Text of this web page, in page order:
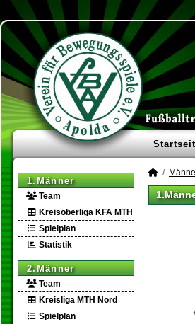
1.Männer
Team
Kreisoberliga KFA MTH
Spielplan
Statistik
2.Männer
Team
Kreisliga MTH Nord
Spielplan